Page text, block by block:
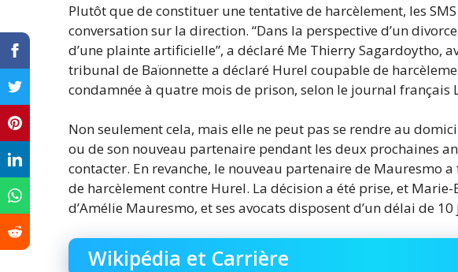
Plutôt que de constituer une tentative de harcèlement, les
conversation sur la direction. “Dans la perspective d’un
d’une plainte artificielle”, a déclaré Me Thierry Sagardoytho,
tribunal de Baïonnette a déclaré Hurel coupable de
condamnée à quatre mois de prison, selon le journal français
Non seulement cela, mais elle ne peut pas se rendre au
ou de son nouveau partenaire pendant les deux prochaines
contacter. En revanche, le nouveau partenaire de Mauresmo
de harcèlement contre Hurel. La décision a été prise, et Marie-
d’Amélie Mauresmo, et ses avocats disposent d’un délai de
Wikipédia et Carrière